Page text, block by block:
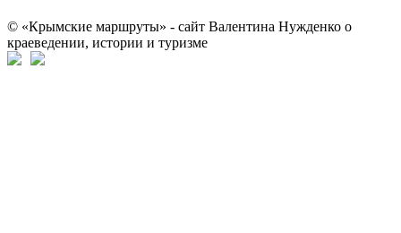
© «Крымские маршруты» - сайт Валентина Нужденко о
краеведении, истории и туризме